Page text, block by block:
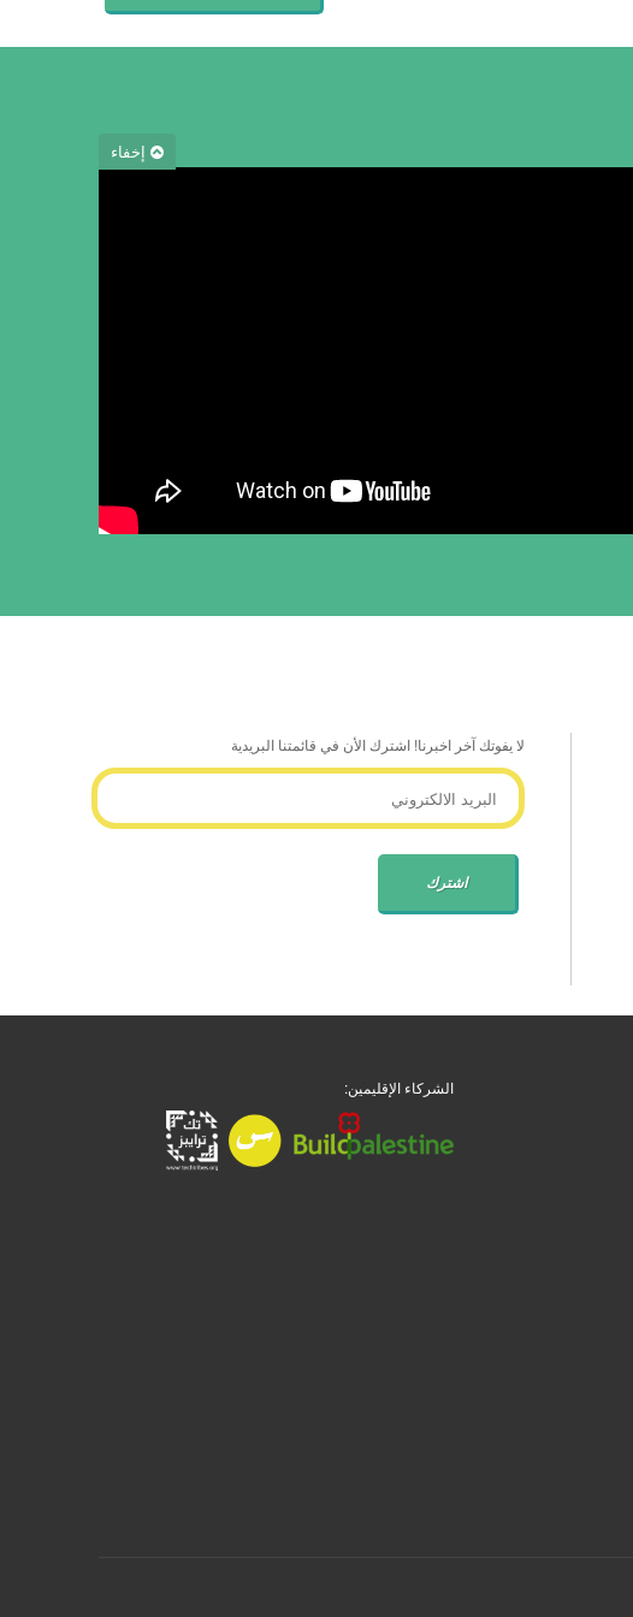
إخفاء
لا يفوتك آخر اخبرنا! اشترك الأن في قائمتنا البريدية
الشركاء الإقليمين: